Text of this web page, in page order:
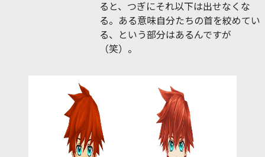
ると、つぎにそれ以下は出せなくな
る。ある意味自分たちの首を絞めてい
る、という部分はあるんですが
（笑）。